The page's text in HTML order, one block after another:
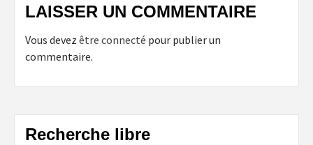
LAISSER UN COMMENTAIRE
Vous devez être connecté pour publier un
commentaire.
Recherche libre